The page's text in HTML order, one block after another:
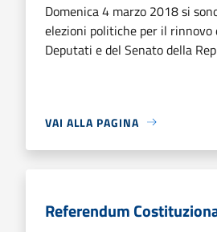
Domenica 4 marzo 2018 si
elezioni politiche per il rinnovo
Deputati e del Senato della
VAI ALLA PAGINA
Referendum